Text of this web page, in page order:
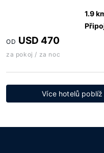
1.9
OD USD 470
za pokoj / za noc
Více hotelů